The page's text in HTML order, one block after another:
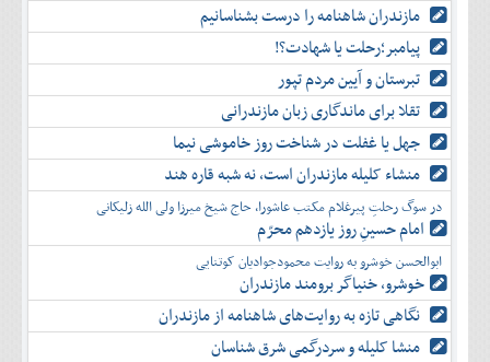
مازندران شاهنامه را درست بشناسانیم
پیامبر؛رحلت یا شهادت؟!
تبرستان و آیین مردم تپور
تقلا برای ماندگاری زبان مازندرانی
جهل یا غفلت در شناخت روز خاموشی نیما
منشاء کلیله مازندران است، نه شبه قاره هند
در سوگ رحلتِ پیرغلام مکتب عاشورا، حاج شیخ میرزا ولی الله زلیکانی
امام حسینِ روز یازدهم محرّم
ابوالحسن خوشرو به روایت محمودجوادیان کوتنایی
خوشرو، خنياگر برومند مازندران
نگاهی تازه به روایت‌های شاهنامه از مازندران
منشا کلیله و سردرگمی شرق شناسان